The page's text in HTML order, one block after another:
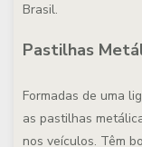
Brasil.
Pastilhas
Formadas de uma
as pastilhas
nos veículos. Têm